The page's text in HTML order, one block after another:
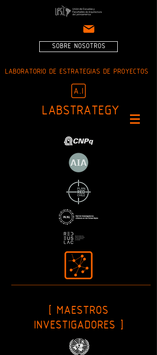
SOBRE NOSOTROS
LABORATORIO DE ESTRATEGIAS DE PROYECTOS
LABSTRATEGY
[ MAESTROS
INVESTIGADORES ]